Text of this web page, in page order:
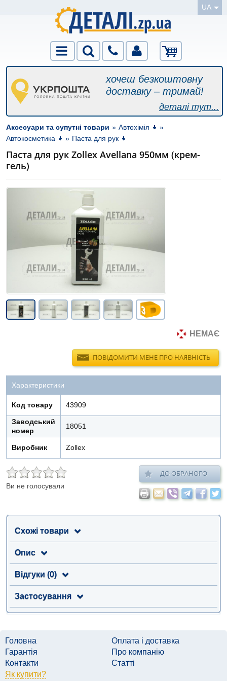
UA
хочеш безкоштовну
доставку – тримай!
деталі тут...
Аксесуари та супутні товари » Автохімія
»
Автокосметика
» Паста для рук
Паста для рук Zollex Avellana 950мм (крем-
гель)
НЕМАЄ
ПОВІДОМИТИ МЕНЕ ПРО НАЯВНІСТЬ
Характеристики
Код товару 43909
Заводський
номер
18051
Виробник Zollex
Ви не голосували
ДО ОБРАНОГО
Схожі товари
Опис
Відгуки (0)
Застосування
Головна
Оплата і доставка
Гарантія
Про компанію
Контакти
Статті
Як купити?